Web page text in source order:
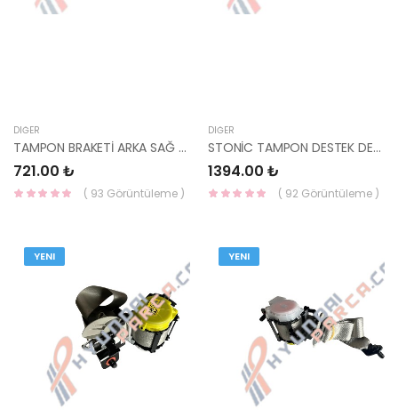
DIĞER
TAMPON BRAKETİ ARKA SAĞ SORENTO 2020- 86652-P2000-HMC
721.00 ₺
( 93 Görüntüleme )
DIĞER
STONİC TAMPON DESTEK DEMİRİ (BABASI) 86641-H8400 HMC
1394.00 ₺
( 92 Görüntüleme )
YENI YENI